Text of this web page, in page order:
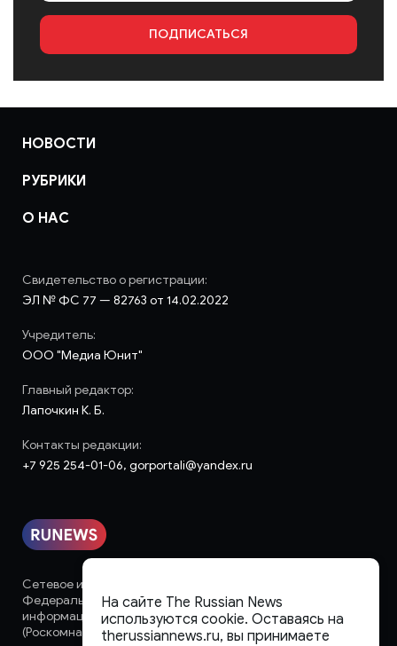
ПОДПИСАТЬСЯ
НОВОСТИ
РУБРИКИ
О НАС
Сетевое издание «runews» (18+) зарегистрировано в
Федеральной службе по надзору в сфере связи,
информационных технологий и массовых коммуникаций
(Роскомнадзор)
Свидетельство о регистрации:
ЭЛ № ФС 77 — 82763 от 14.02.2022
Учредитель:
ООО "Медиа Юнит"
Главный редактор:
Лапочкин К. Б.
Контакты редакции:
+7 925 254-01-06, gorportali@yandex.ru
На сайте The Russian News
используются cookie. Оставаясь на
therussiannews.ru, вы принимаете